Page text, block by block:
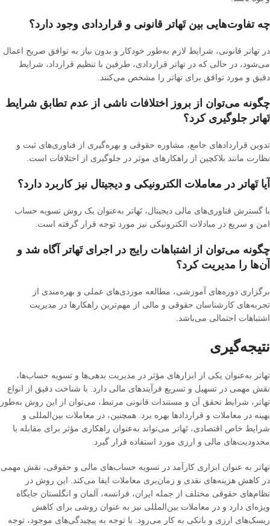
چه تفاوت‌هایی بین تَهاتر قانونی و قراردادی وجود دارد؟
در تهاتر قانونی، شرایط لازم به‌طور خودکار و بدون نیاز به توافق صریح اعمال
می‌شود، در حالی که در تهاتر قراردادی، طرفین با تنظیم قرارداد، شرایط
دقیق و مورد توافق برای تهاتر را مشخص می‌کنند
چگونه می‌توان از بروز اختلافات ناشی از عدم تطابق شرایط
تَهاتر جلوگیری کرد؟
تدوین قراردادهای جامع، مشاوره حقوقی و بهره‌گیری از فناوری‌های ثبت و
نظارت مانند بلاکچین از راهکارهای موثر در جلوگیری از اختلافات است
آیا تَهاتر در معاملات الکترونیکی و دیجیتال نیز کاربرد دارد؟
با گسترش فناوری‌های مالی دیجیتال، تَهاتر به‌عنوان یک روش تسویه حساب
امن و سریع در مبادلات الکترونیکی نیز مورد توجه قرار گرفته است
چگونه می‌توان از اشتباهات رایج در اجرای تَهاتر آگاه شد و
آن‌ها را مدیریت کرد؟
برگزاری دوره‌های آموزشی، مطالعه موردی‌های عملی و بهره‌مندی از
تجربه‌های کارشناسان حقوقی و مالی از مهم‌ترین راهکارها در مدیریت
اشتباهات احتمالی می‌باشد
نتیجه‌گیری
تهاتر به‌عنوان یکی از ابزارهای مؤثر در مدیریت بدهی‌ها و تسویه حساب‌ها،
نقش مهمی در تسهیل و تسریع فرآیندهای مالی دارد
با شناخت دقیق از انواع
تهاتر، شرایط تحقق آن و مستندات قانونی مرتبط، می‌توان از این روش به‌طور
بهینه در معاملات و قراردادها بهره برد
همچنین، در معاملات بین‌المللی و
شرایط خاص اقتصادی، تَهاتر می‌تواند به‌عنوان راهکاری مؤثر برای مقابله با
محدودیت‌های مالی و ارزی مورد استفاده قرار گیرد
تهاتر به عنوان ابزاری کارآمد در تسویه حساب‌های مالی و حقوقی، نقش مهمی
در کاهش هزینه‌های نقدی و زمان‌بری معاملات ایفا می‌کند
این روش در
نظام‌های حقوقی مختلف از جمله ایران، فرانسه، آلمان و انگلستان جایگاه
ویژه‌ای دارد و در معاملات بین‌المللی نیز به عنوان روشی برای کاهش
ریسک‌های ارزی و بانکی به کار می‌رود
با توجه به پیچیدگی‌های موجود، توجه